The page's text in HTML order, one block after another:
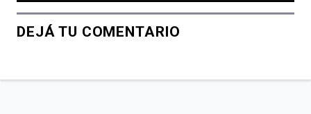
DEJÁ TU COMENTARIO